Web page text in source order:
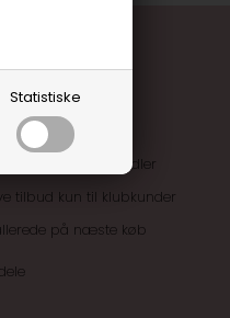
Statistiske
når du handler
tilbud kun til klubkunder
på næste køb